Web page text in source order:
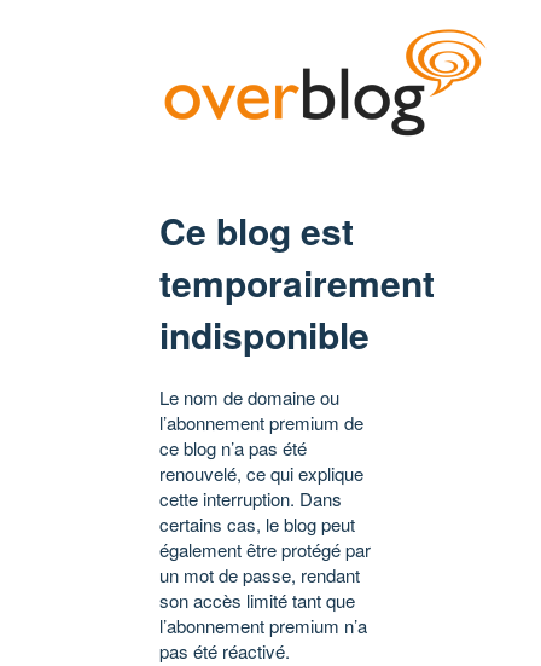
Ce blog est
temporairement
indisponible
Le nom de domaine ou
l’abonnement premium de
ce blog n’a pas été
renouvelé, ce qui explique
cette interruption. Dans
certains cas, le blog peut
également être protégé par
un mot de passe, rendant
son accès limité tant que
l’abonnement premium n’a
pas été réactivé.